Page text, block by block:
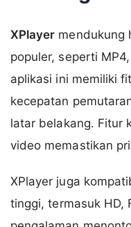
XPlayer mendukung
populer, seperti
aplikasi ini memiliki
kecepatan
latar belakang. Fitur
video memastikan
XPlayer juga
tinggi, termasuk HD,